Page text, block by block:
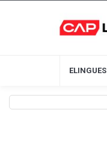
ELINGUES
ELINGUES